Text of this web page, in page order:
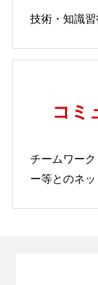
技術・知識
コミ
チームワー
ー等とのネ